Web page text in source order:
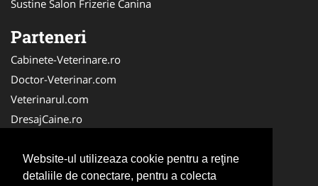
Website-ul utilizeaza cookie pentru a reţine
detaliile de conectare, pentru a colecta
Sustine Salon Frizerie Canina
Parteneri
Cabinete-Veterinare.ro
Doctor-Veterinar.com
Veterinarul.com
DresajCaine.ro
NonStopDeschis.ro
Dresaj-Caine.ro